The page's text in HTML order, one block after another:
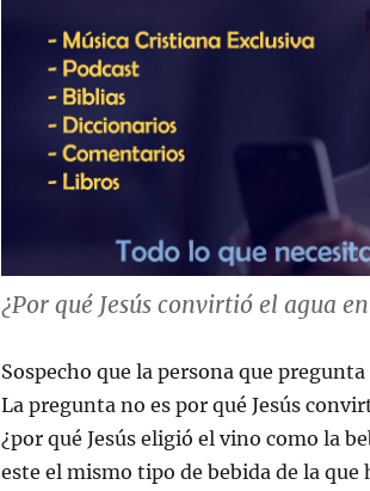
¿Por qué Jesús convirtió el agua
Sospecho que la persona que
La pregunta no es por qué Jesús
¿por qué Jesús eligió el vino como la
este el mismo tipo de bebida de la